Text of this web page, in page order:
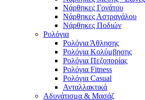
Νάρθηκες Γονάτου
Νάρθηκες Αστραγάλου
Νάρθηκες Ποδιών
Ρολόγια
Ρολόγια Άθλησης
Ρολόγια Κολύμβησης
Ρολόγια Πεζοπορίας
Ρολόγια Fitness
Ρολόγια Casual
Ανταλλακτικά
Αδυνάτισμα & Μασάζ